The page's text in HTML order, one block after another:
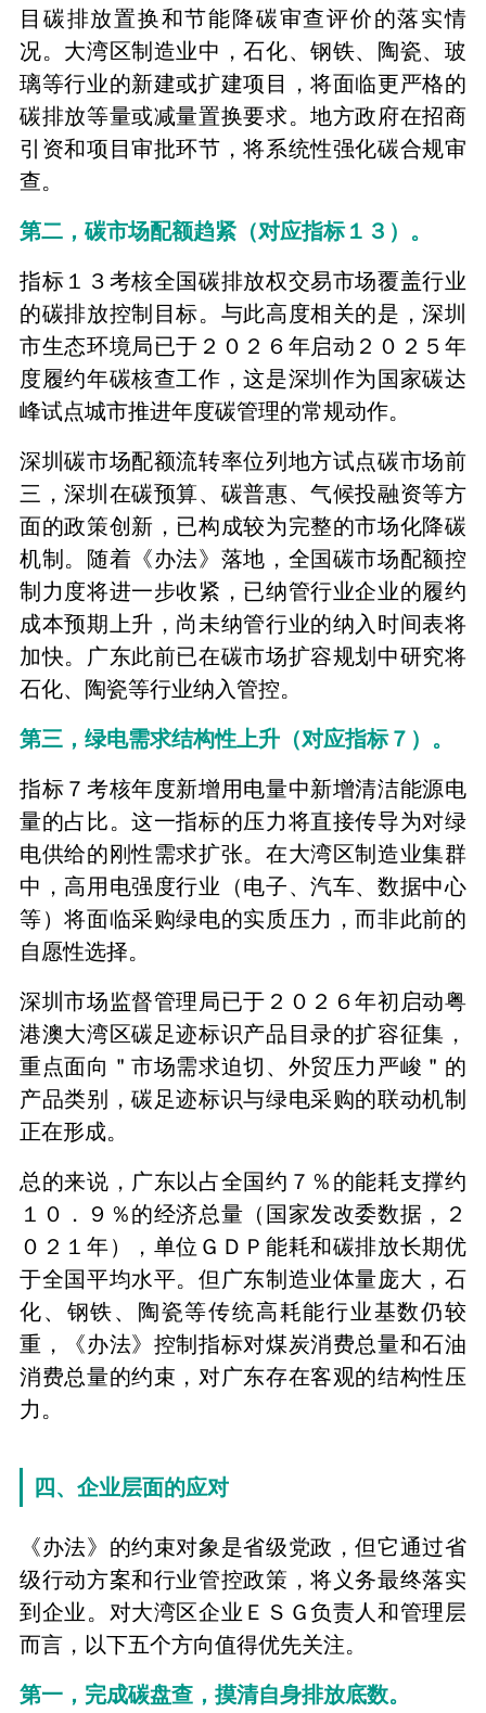
目碳排放置换和节能降碳审查评价的落实情
况。大湾区制造业中，石化、钢铁、陶瓷、玻
璃等行业的新建或扩建项目，将面临更严格的
碳排放等量或减量置换要求。地方政府在招商
引资和项目审批环节，将系统性强化碳合规审
查。
第二，碳市场配额趋紧（对应指标１３）。
指标１３考核全国碳排放权交易市场覆盖行业
的碳排放控制目标。与此高度相关的是，深圳
市生态环境局已于２０２６年启动２０２５年
度履约年碳核查工作，这是深圳作为国家碳达
峰试点城市推进年度碳管理的常规动作。
深圳碳市场配额流转率位列地方试点碳市场前
三，深圳在碳预算、碳普惠、气候投融资等方
面的政策创新，已构成较为完整的市场化降碳
机制。随着《办法》落地，全国碳市场配额控
制力度将进一步收紧，已纳管行业企业的履约
成本预期上升，尚未纳管行业的纳入时间表将
加快。广东此前已在碳市场扩容规划中研究将
石化、陶瓷等行业纳入管控。
第三，绿电需求结构性上升（对应指标７）。
指标７考核年度新增用电量中新增清洁能源电
量的占比。这一指标的压力将直接传导为对绿
电供给的刚性需求扩张。在大湾区制造业集群
中，高用电强度行业（电子、汽车、数据中心
等）将面临采购绿电的实质压力，而非此前的
自愿性选择。
深圳市场监督管理局已于２０２６年初启动粤
港澳大湾区碳足迹标识产品目录的扩容征集，
重点面向＂市场需求迫切、外贸压力严峻＂的
产品类别，碳足迹标识与绿电采购的联动机制
正在形成。
总的来说，广东以占全国约７％的能耗支撑约
１０．９％的经济总量（国家发改委数据，２
０２１年），单位ＧＤＰ能耗和碳排放长期优
于全国平均水平。但广东制造业体量庞大，石
化、钢铁、陶瓷等传统高耗能行业基数仍较
重，《办法》控制指标对煤炭消费总量和石油
消费总量的约束，对广东存在客观的结构性压
力。
四、企业层面的应对
《办法》的约束对象是省级党政，但它通过省
级行动方案和行业管控政策，将义务最终落实
到企业。对大湾区企业ＥＳＧ负责人和管理层
而言，以下五个方向值得优先关注。
第一，完成碳盘查，摸清自身排放底数。